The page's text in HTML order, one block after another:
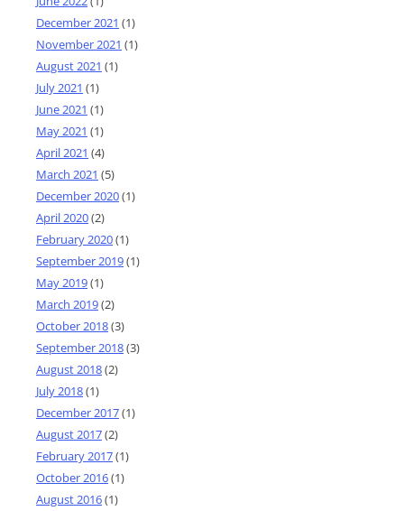
December 2021 (1)
November 2021 (1)
August 2021 (1)
July 2021 (1)
June 2021 (1)
May 2021 (1)
April 2021 (4)
March 2021 (5)
December 2020(1)
April 2020(2)
February 2020(1)
September 2019(1)
May 2019(1)
March 2019(2)
October 2018(3)
September 2018(3)
August 2018(2)
July 2018(1)
December 2017(1)
August 2017(2)
February 2017(1)
October 2016(1)
August 2016(1)